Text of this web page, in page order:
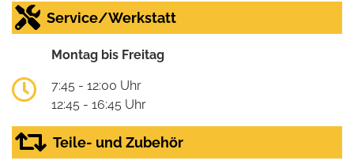
Service/Werkstatt
Montag bis Freitag
7:45 - 12:00 Uhr
12:45 - 16:45 Uhr
Teile- und Zubehör